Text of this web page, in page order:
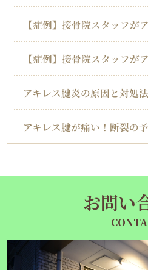
【症例】接骨院スタッフが
【症例】接骨院スタッフが
アキレス腱炎の原因と対処法
アキレス腱が痛い！断裂の
お問い